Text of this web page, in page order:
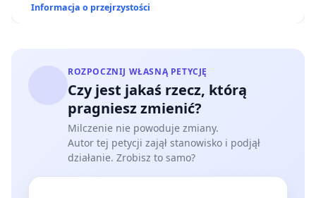
Informacja o przejrzystości
ROZPOCZNIJ WŁASNĄ PETYCJĘ
Czy jest jakaś rzecz, którą
pragniesz zmienić?
Milczenie nie powoduje zmiany.
Autor tej petycji zajął stanowisko i podjął
działanie. Zrobisz to samo?